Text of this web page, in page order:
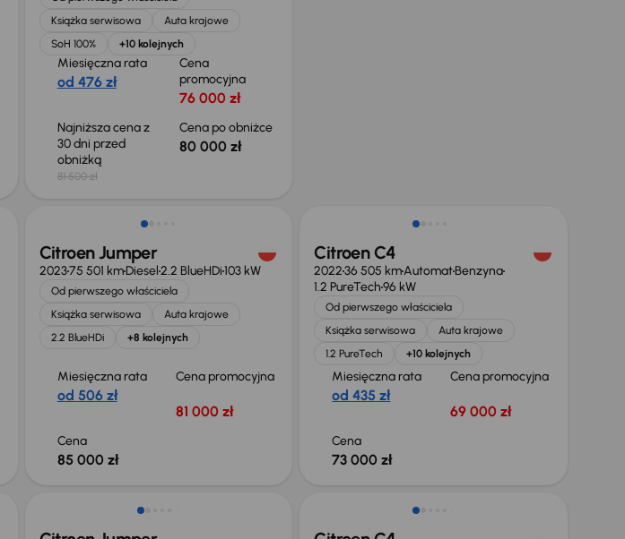
Książka serwisowa
Auta krajowe
SoH 100%
+10 kolejnych
Miesięczna rata
od 476 zł
Cena
promocyjna
76 000 zł
Najniższa cena z
30 dni przed
obniżką
81 500 zł
Cena po obniżce
80 000 zł
Możliwość odliczenia VAT
Citroen Jumper
202375 501 kmDiesel2.2 BlueHDi103 kW
Od pierwszego właściciela
Książka serwisowa
Auta krajowe
2.2 BlueHDi
+8 kolejnych
Miesięczna rata
od 506 zł
Cena promocyjna
81 000 zł
Cena
85 000 zł
Citroen C4
202236 505 kmAutomatBenzyna
1.2 PureTech96 kW
Od pierwszego właściciela
Książka serwisowa
Auta krajowe
1.2 PureTech
+10 kolejnych
Miesięczna rata
od 435 zł
Cena promocyjna
69 000 zł
Cena
73 000 zł
Świeżo skupione